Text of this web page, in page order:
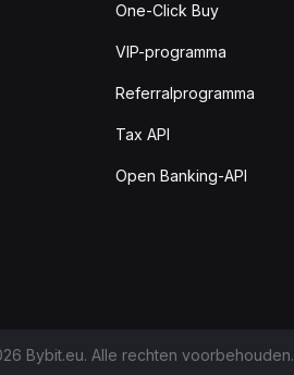
One-Click Buy
VIP-programma
Referralprogramma
Tax API
Open Banking-API
Bybit.eu. Alle rechten voorbehouden.